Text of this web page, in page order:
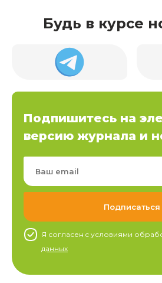
Будь в курсе
Подпишитесь на
версию журнала и
Я согласен c условиями
данных